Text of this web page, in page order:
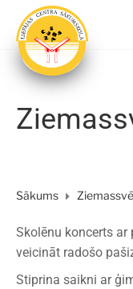
Sākums
Skolēnu koncerts ar
veicināt radošo
Stiprina saikni ar